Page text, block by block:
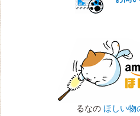
るなの ほしい物